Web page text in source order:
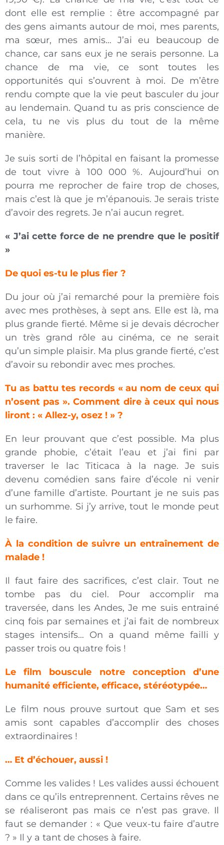
dont elle est remplie : être accompagné par
des gens aimants autour de moi, mes parents,
ma sœur, mes amis… J’ai eu beaucoup de
chance, car sans eux je ne serais personne. La
chance de ma vie, ce sont toutes les
opportunités qui s’ouvrent à moi. De m’être
rendu compte que la vie peut basculer du jour
au lendemain. Quand tu as pris conscience de
cela, tu ne vis plus du tout de la même
manière.
Je suis sorti de l’hôpital en faisant la promesse
de tout vivre à 100 000 %. Aujourd’hui on
pourra me reprocher de faire trop de choses,
mais c’est là que je m’épanouis. Je serais triste
d’avoir des regrets. Je n’ai aucun regret.
« J’ai cette force de ne prendre que le positif
»
De quoi es-tu le plus fier ?
Du jour où j’ai remarché pour la première fois
avec mes prothèses, à sept ans. Elle est là, ma
plus grande fierté. Même si je devais décrocher
un très grand rôle au cinéma, ce ne serait
qu’un simple plaisir. Ma plus grande fierté, c’est
d’avoir su rebondir avec mes proches.
Tu as battu tes records « au nom de ceux qui
n’osent pas ». Comment dire à ceux qui nous
liront : « Allez-y, osez ! » ?
En leur prouvant que c’est possible. Ma plus
grande phobie, c’était l’eau et j’ai fini par
traverser le lac Titicaca à la nage. Je suis
devenu comédien sans faire d’école ni venir
d’une famille d’artiste. Pourtant je ne suis pas
un surhomme. Si j’y arrive, tout le monde peut
le faire.
À la condition de suivre un entraînement de
malade !
Il faut faire des sacrifices, c’est clair. Tout ne
tombe pas du ciel. Pour accomplir ma
traversée, dans les Andes, Je me suis entrainé
cinq fois par semaines et j’ai fait de nombreux
stages intensifs… On a quand même failli y
passer trois ou quatre fois !
Le film bouscule notre conception d’une
humanité efficiente, efficace, stéréotypée…
Le film nous prouve surtout que Sam et ses
amis sont capables d’accomplir des choses
extraordinaires !
… Et d’échouer, aussi !
Comme les valides ! Les valides aussi échouent
dans ce qu’ils entreprennent. Certains rêves ne
se réaliseront pas mais ce n’est pas grave. Il
faut se demander : « Que veux-tu faire d’autre
? » Il y a tant de choses à faire.